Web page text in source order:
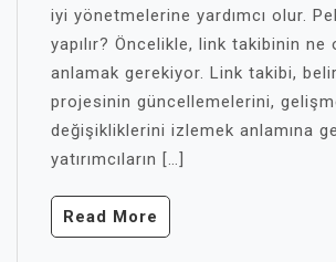
iyi yönetmelerine yardımcı olur.
yapılır? Öncelikle, link takibinin ne
anlamak gerekiyor. Link takibi,
projesinin güncellemelerini,
değişikliklerini izlemek anlamına
yatırımcıların […]
Read More